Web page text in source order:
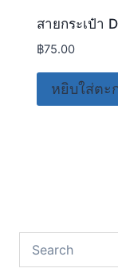
สายกระเป๋า
฿75.00
หยิบใส่ตะ